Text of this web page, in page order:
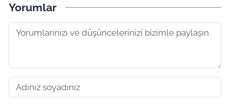
Yorumlar